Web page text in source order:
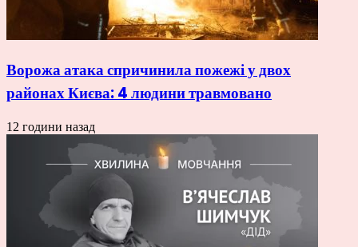
Ворожа атака спричинила пожежі у двох
районах Києва: 4 людини травмовано
12 години назад